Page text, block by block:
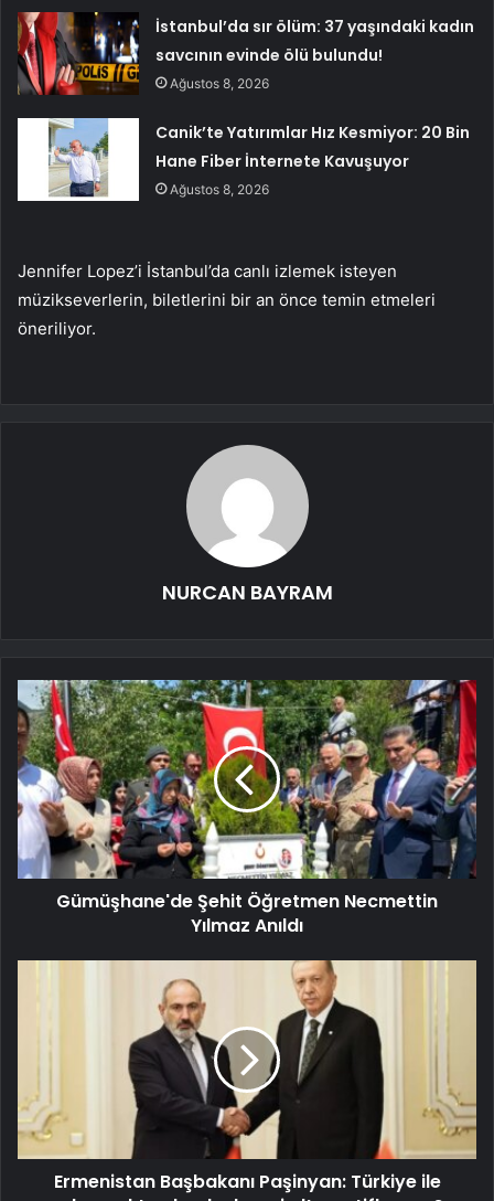
İstanbul’da sır ölüm: 37 yaşındaki kadın
savcının evinde ölü bulundu!
Ağustos 8, 2026
Canik’te Yatırımlar Hız Kesmiyor: 20 Bin
Hane Fiber İnternete Kavuşuyor
Ağustos 8, 2026
Jennifer Lopez’i İstanbul’da canlı izlemek isteyen
müzikseverlerin, biletlerini bir an önce temin etmeleri
öneriliyor.
NURCAN BAYRAM
Gümüşhane'de Şehit Öğretmen Necmettin
Yılmaz Anıldı
Ermenistan Başbakanı Paşinyan: Türkiye ile